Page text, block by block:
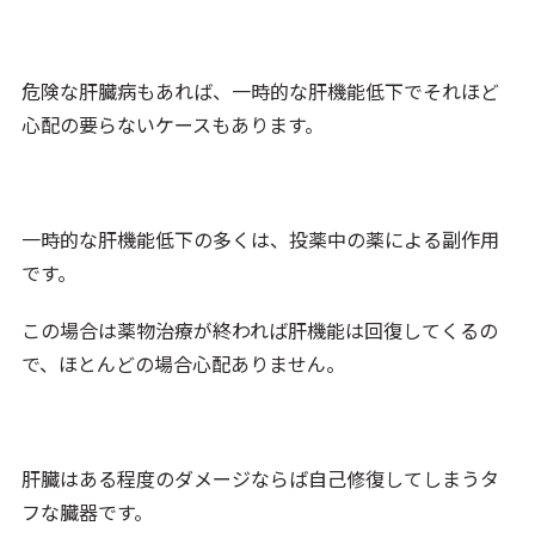
危険な肝臓病もあれば、一時的な肝機能低下でそれほど
心配の要らないケースもあります。
一時的な肝機能低下の多くは、投薬中の薬による副作用
です。
この場合は薬物治療が終われば肝機能は回復してくるの
で、ほとんどの場合心配ありません。
肝臓はある程度のダメージならば自己修復してしまうタ
フな臓器です。